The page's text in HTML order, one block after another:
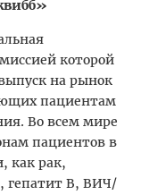
которой
на рынок
пациентам
Во всем мире
пациентов в
как рак,
гепатит В, ВИЧ/